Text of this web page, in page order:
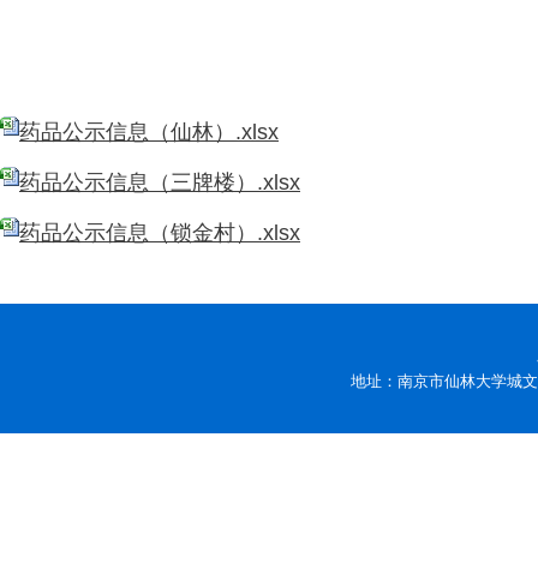
药品公示信息（仙林）.xlsx
药品公示信息（三牌楼）.xlsx
药品公示信息（锁金村）.xlsx
地址：南京市仙林大学城